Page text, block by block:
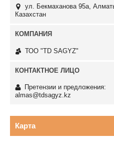
ул. Бекмаханова 95а,
Казахстан
ТОО "TD SAGYZ"
Претензии и предложения:
almas@tdsagyz.kz
Карта